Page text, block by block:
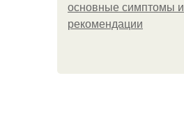
основные симптомы и
рекомендации